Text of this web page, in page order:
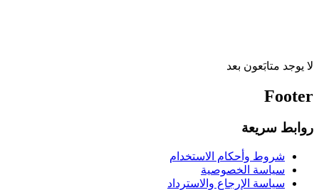
لا يوجد متابَعون بعد
Footer
روابط سريعة
شروط وأحكام الاستخدام
سياسة الخصوصية
سياسة الإرجاع والاسترداد